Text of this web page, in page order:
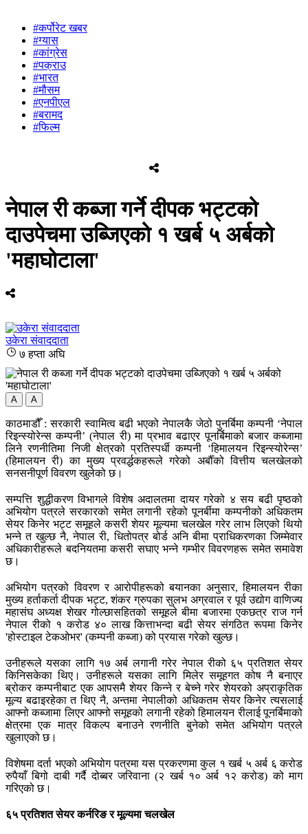
#कर्पोरेट खबर
#ग्यास
#कांग्रेस
#पक्राउ
#भारत
#मौसम
#एनपीएल
#बरामद
#फिल्म
नेपाल री कब्जा गर्ने दीपक भट्टको
दाउपेचमा उब्जिएको १ खर्ब ५ अर्बको
'महाघोटाला'
उकेरा संवाददाता
७ हप्ता अघि
A A
काठमाडौँ : सरकारी स्वामित्व बढी भएको नेपालकै जेठो पुनर्बिमा कम्पनी ‘नेपाल
रिइन्स्योरेन्स कम्पनी’ (नेपाल री) मा प्रभाव बढाएर पूनर्बिमाको बजार कब्जामा
लिने रणनीतिमा निजी क्षेत्रको प्रतिस्पर्धी कम्पनी ‘हिमालयन रिइन्स्योरेन्स’
(हिमालयन री) का मुख्य प्रवर्द्धकहरूले गरेको अर्बौँको वित्तीय चलखेलको
सनसनीपूर्ण विवरण खुलेको छ।
सम्पत्ति शुद्धीकरण विभागले विशेष अदालतमा दायर गरेको ४ सय बढी पृष्ठको
अभियोग पत्रले सरकारको समेत लगानी रहेको पूनर्बीमा कम्पनीको अधिकतम
सेयर किनेर भट्ट समूहले कसरी शेयर मूल्यमा चलखेल गरेर लाभ लिएको थियो
भन्ने त खुल्छ नै, नेपाल री, धितोपत्र बोर्ड अनि बीमा प्राधिकरणका जिम्मेवार
अधिकारीहरूले बदनियतमा कसरी सघाए भन्ने गम्भीर विवरणहरू समेत समावेश
छ।
अभियोग पत्रको विवरण र आरोपीहरूको बयानका अनुसार, हिमालयन रीका
मुख्य हर्ताकर्ता दीपक भट्ट, शंकर ग्रुपका सुलभ अग्रवाल र पूर्व उद्योग वाणिज्य
महासंघ अध्यक्ष शेखर गोल्छासहितको समूहले बीमा बजारमा एकछत्र राज गर्न
नेपाल रीको १ करोड ४० लाख कित्ताभन्दा बढी सेयर संगठित रूपमा किनेर
'होस्टाइल टेकओभर' (कम्पनी कब्जा) को प्रयास गरेको खुल्छ।
उनीहरूले यसका लागि १७ अर्ब लगानी गरेर नेपाल रीको ६५ प्रतिशत सेयर
किनिसकेका थिए। उनीहरूले यसका लागि मिलेर समूहगत कोष नै बनाएर
ब्रोकर कम्पनीबाट एक आपसमै शेयर किन्ने र बेच्ने गरेर शेयरको अप्राकृतिक
मूल्य बढाइरहेका त थिए नै, अन्तमा नेपालीको अधिकतम सेयर किनेर त्यसलाई
आफ्नो कब्जामा लिएर आफ्नो समूहको लगानी रहेको हिमालयन रीलाई पूनर्बिमाको
क्षेत्रमा एक मात्र विकल्प बनाउने रणनीति बुनेको समेत अभियोग पत्रले
खुलाएको छ।
विशेषमा दर्ता भएको अभियोग पत्रमा यस प्रकरणमा कुल १ खर्ब ५ अर्ब ६ करोड
रुपैयाँ बिगो दाबी गर्दै दोब्बर जरिवाना (२ खर्ब १० अर्ब १२ करोड) को माग
गरिएको छ।
६५ प्रतिशत सेयर कर्नरिङ र मूल्यमा चलखेल